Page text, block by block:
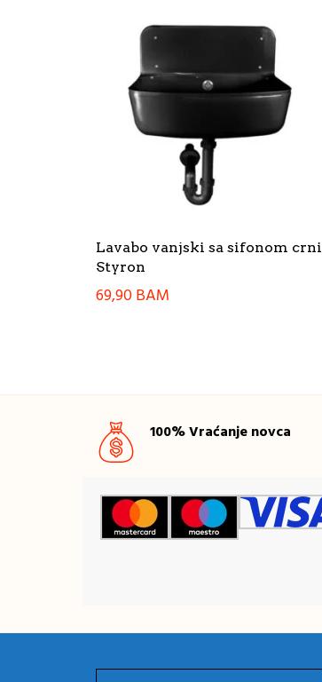
Lavabo vanjski sa sifonom crni
Styron
69,90BAM
100% Vraćanje novca